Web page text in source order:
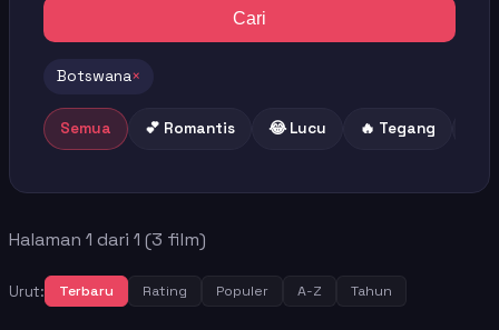
Cari
Botswana×
Semua 💕 Romantis 😂 Lucu 🔥 Tegang
Halaman 1 dari 1 (3 film)
Urut: Terbaru Rating Populer A-Z Tahun